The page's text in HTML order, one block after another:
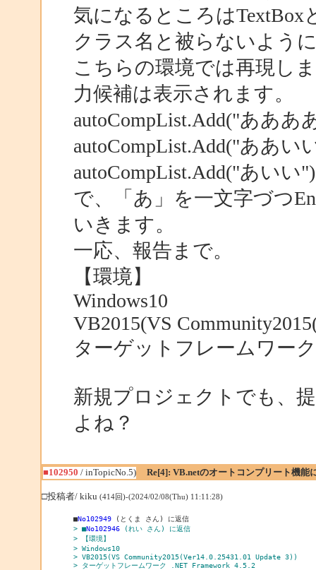
気になるところは
クラス名と被らないよう
こちらの環境では再現し
力候補は表示されます。
autoCompList.Add("あああ
autoCompList.Add("ああい
autoCompList.Add("あいい")
で、「あ」を一文字づつ
いきます。
一応、報告まで。
【環境】
Windows10
VB2015(VS
ターゲットフレームワーク
新規プロジェクトでも、
よね？
■102950 / inTopicNo.5) Re[4]: VB.netのオートコンプリート機能
□投稿者/ kiku (414回)-(2024/02/08(Thu) 11:11:28)
■No102949
(とくま さん) に返信
> ■No102946 (れい さん) に返信
> 【環境】
> Windows10
> VB2015(VS Community2015(Ver14.0.25431.01 Update 3))
> ターゲットフレームワーク .NET Framework 4.5.2